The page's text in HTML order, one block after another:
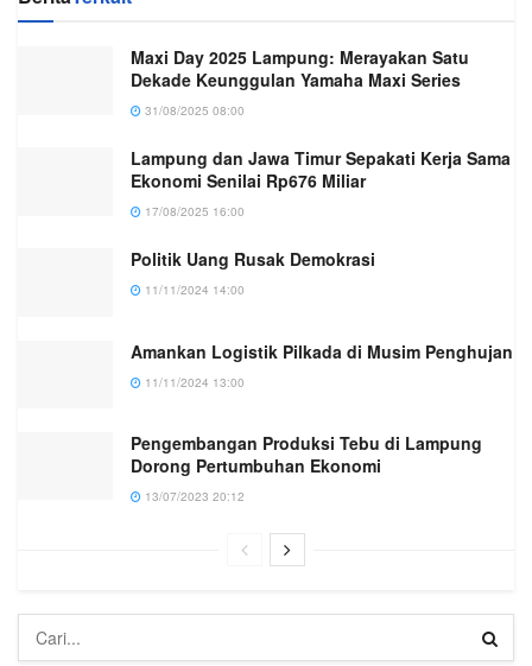
Maxi Day 2025 Lampung: Merayakan Satu
Dekade Keunggulan Yamaha Maxi Series
31/08/2025 08:00
Lampung dan Jawa Timur Sepakati Kerja Sama
Ekonomi Senilai Rp676 Miliar
17/08/2025 16:00
Politik Uang Rusak Demokrasi
11/11/2024 14:00
Amankan Logistik Pilkada di Musim Penghujan
11/11/2024 13:00
Pengembangan Produksi Tebu di Lampung
Dorong Pertumbuhan Ekonomi
13/07/2023 20:12